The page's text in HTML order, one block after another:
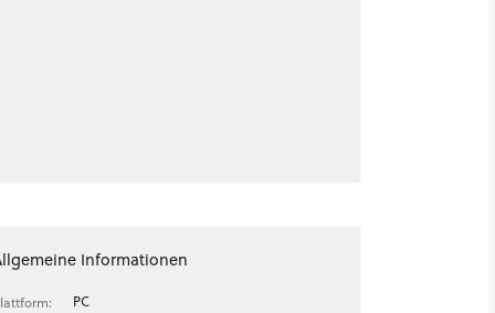
Informationen
PC